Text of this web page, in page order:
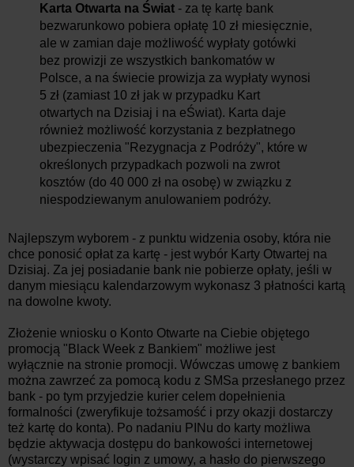
Karta Otwarta na Świat- za tę kartę bank
bezwarunkowo pobiera opłatę 10 zł miesięcznie,
ale w zamian daje możliwość wypłaty gotówki
bez prowizji ze wszystkich bankomatów w
Polsce, a na świecie prowizja za wypłaty wynosi
5 zł (zamiast 10 zł jak w przypadku Kart
otwartych na Dzisiaj i na eŚwiat). Karta daje
również możliwość korzystania z bezpłatnego
ubezpieczenia "Rezygnacja z Podróży", które w
określonych przypadkach pozwoli na zwrot
kosztów (do 40 000 zł na osobę) w związku z
niespodziewanym anulowaniem podróży.
Najlepszym wyborem - z punktu widzenia osoby, która nie
chce ponosić opłat za kartę - jest wybór Karty Otwartej na
Dzisiaj. Za jej posiadanie bank nie pobierze opłaty, jeśli w
danym miesiącu kalendarzowym wykonasz 3 płatności kartą
na dowolne kwoty.
Złożenie wniosku o Konto Otwarte na Ciebie objętego
promocją "Black Week z Bankiem" możliwe jest
wyłącznie na stronie promocji. Wówczas umowę z bankiem
można zawrzeć za pomocą kodu z SMSa przesłanego przez
bank - po tym przyjedzie kurier celem dopełnienia
formalności (zweryfikuje tożsamość i przy okazji dostarczy
też kartę do konta). Po nadaniu PINu do karty możliwa
będzie aktywacja dostępu do bankowości internetowej
(wystarczy wpisać login z umowy, a hasło do pierwszego